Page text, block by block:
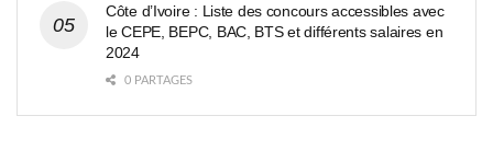
Côte d’Ivoire : Liste des concours accessibles avec
le CEPE, BEPC, BAC, BTS et différents salaires en
2024
0 PARTAGES